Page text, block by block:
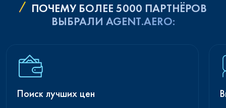
ПОЧЕМУ БОЛЕЕ 5000 ПАРТНЁРОВ
ВЫБРАЛИ AGENT.AERO:
Поиск лучших цен